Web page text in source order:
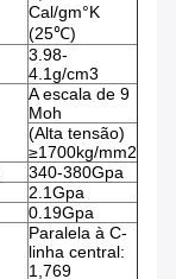
Cal/gm°K
(25℃)
3.98-
4.1g/cm3
A escala de 9
Moh
(Alta tensão)
≥1700kg/mm2
340-380Gpa
2.1Gpa
0.19Gpa
Paralela à C-
linha central:
1,769